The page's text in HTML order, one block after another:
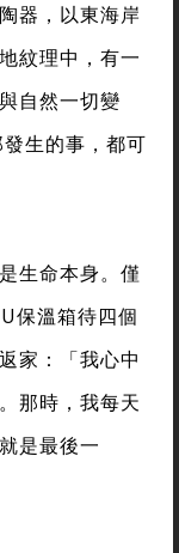
器，以東海岸
紋理中，有一
自然一切變
生的事，都可
生命本身。僅
保溫箱待四個
家：「我心中
那時，我每天
是最後一